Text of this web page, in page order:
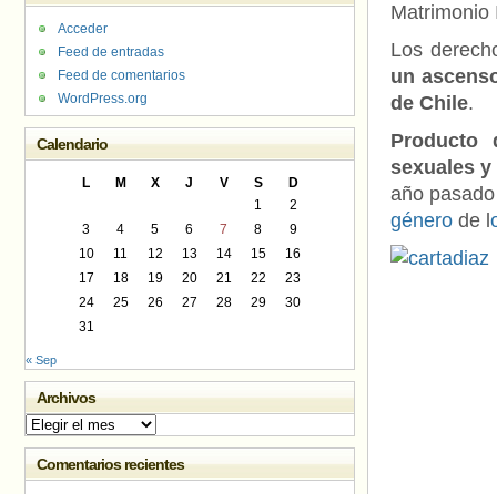
Matrimonio
Los
un
de Chile.
Producto
sexuales
año
género de l
Acceder
Feed de entradas
Feed de comentarios
WordPress.org
Calendario
L M X J V S
D
1
2
3
4 5 6 7 8
9
10
11 12 13 14 15
16
17
18 19 20 21 22
23
24
25 26 27 28 29
30
31
« Sep
Archivos
Archivos
Comentarios recientes